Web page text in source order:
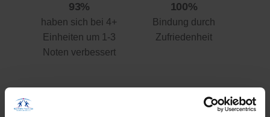
93%
haben sich bei 4+
Einheiten um 1-3
Noten verbessert
100%
Bindung durch
Zufriedenheit
Ihre Vorteile gegenüber anderen